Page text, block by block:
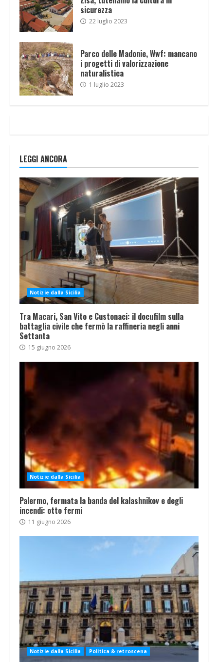
sicurezza
22 luglio 2023
Parco delle Madonie, Wwf: mancano
i progetti di valorizzazione
naturalistica
1 luglio 2023
LEGGI ANCORA
Notizie dalla Sicilia
Tra Macari, San Vito e Custonaci: il docufilm sulla
battaglia civile che fermò la raffineria negli anni
Settanta
15 giugno 2026
Notizie dalla Sicilia
Palermo, fermata la banda del kalashnikov e degli
incendi: otto fermi
11 giugno 2026
Notizie dalla Sicilia Politica & retroscena